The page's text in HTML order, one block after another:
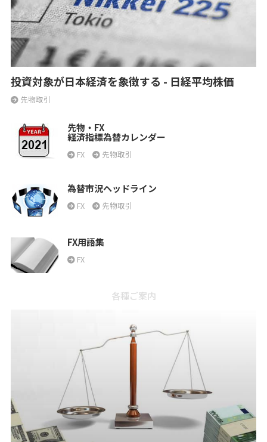
投資対象が日本経済を象徴する - 日経平均株価
先物取引
先物・FX
経済指標為替カレンダー
FX 先物取引
為替市況ヘッドライン
FX 先物取引
FX用語集
FX
各種ご案内